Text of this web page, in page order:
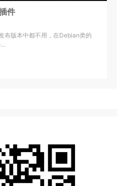
件
布版本中都不用，在Debian类的